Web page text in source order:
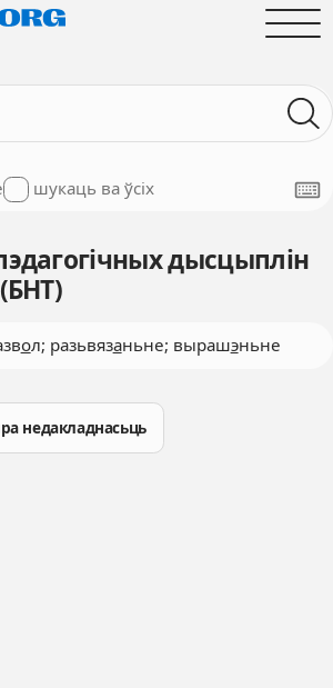
шукаць ва ўсіх
дысцыплін
ол; разьвязаньне; вырашэньне
недакладнасьць